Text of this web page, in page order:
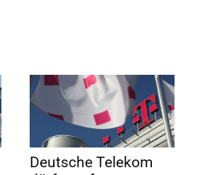
Deutsche Telekom